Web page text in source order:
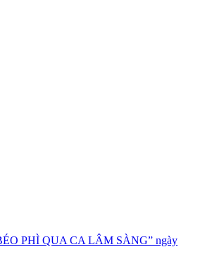
PHÌ QUA CA LÂM SÀNG” ngày